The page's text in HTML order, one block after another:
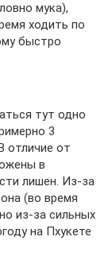
мука),
ходить по
быстро
тут одно
3
отличие от
в
лишен. Из-за
(во время
из-за сильных
на Пхукете